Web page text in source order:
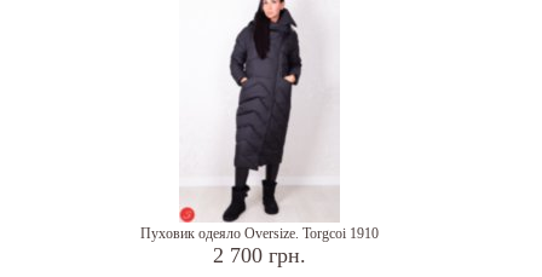
Пуховик одеяло Oversize. Torgcoi 1910
2 700 грн.